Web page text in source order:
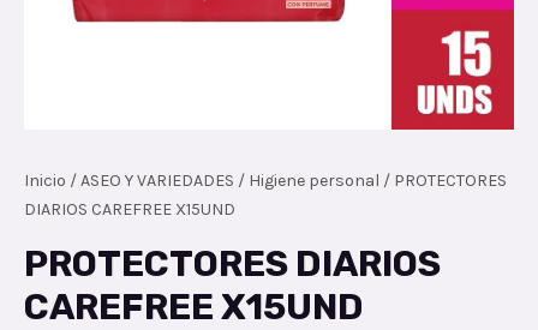
Inicio /ASEO Y VARIEDADES / Higiene personal / PROTECTORES
DIARIOS CAREFREE X15UND
PROTECTORES DIARIOS
CAREFREE X15UND